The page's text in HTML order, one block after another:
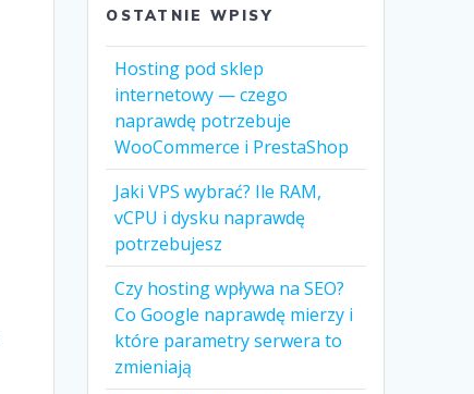
OSTATNIE WPISY
Hosting pod sklep
internetowy — czego
naprawdę potrzebuje
WooCommerce i PrestaShop
Jaki VPS wybrać? Ile RAM,
vCPU i dysku naprawdę
potrzebujesz
Czy hosting wpływa na SEO?
Co Google naprawdę mierzy i
które parametry serwera to
zmieniają